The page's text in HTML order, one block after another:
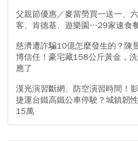
父親節優惠／麥當勞買一送一、
客、肯德基、遊樂園…29家速食
慈濟遭詐騙10億怎麼發生的？陳
博信任！豪宅藏158公斤黃金，
應了
漢光演習斷網、防空演習時間！
捷運台鐵高鐵公車停駛？城鎮韌
15萬